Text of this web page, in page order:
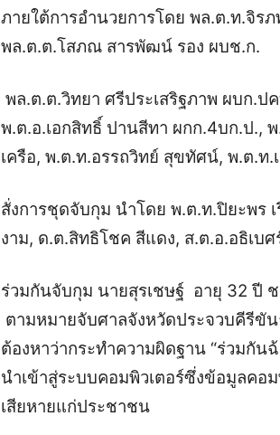
ภายใต้การอำนวยการโดย พล.ต.ท.จิร
พล.ต.ต.โสภณ สารพัฒน์ รอง ผบช.ก.
พล.ต.ต.วิทยา ศรีประเสริฐภาพ ผบก.ป
พ.ต.อ.เอกสิทธิ์ ปานสีทา ผกก.4บก.ป.,
เครือ, พ.ต.ท.อรรถวิทย์ สุขทัศน์, พ.ต.ท.
สั่งการชุดจับกุม นำโดย พ.ต.ท.ปิยะพร
งาม, ด.ต.สิทธิโชค สีแดง, ส.ต.อ.อธิเบศ
ร่วมกันจับกุม นายสุรเชษฐ์ อายุ 32 ปี
ตามหมายจับศาลจังหวัดประจวบคีรีขั
ต้องหาว่ากระทำความผิดฐาน “ร่วมกัน
นำเข้าสู่ระบบคอมพิวเตอร์ซึ่งข้อมูลคอ
เสียหายแก่ประชาชน